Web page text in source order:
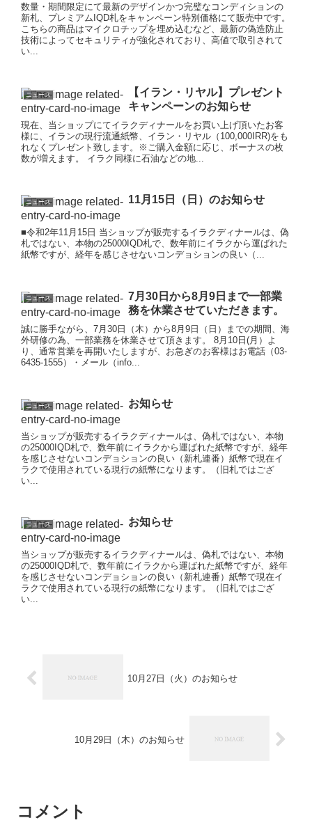
数量・期間限定にて最新のデザインかつ完璧なコンディションの
新札、プレミアムIQD札をキャンペーン特別価格にて販売中です。
こちらの商品はマイクロチップを埋め込むなど、最新の偽造防止
技術によってセキュリティが強化されており、高値で取引されて
い...
ニュース
【イラン・リヤル】プレゼント
キャンペーンのお知らせ
現在、当ショップにてイラクディナールをお買い上げ頂いたお客
様に、イランの現行流通紙幣、イラン・リヤル（100,000IRR)をも
れなくプレゼント致します。※ご購入金額に応じ、ボーナスの枚
数が増えます。 イラク同様に石油などの地...
ニュース 11月15日（日）のお知らせ
■令和2年11月15日 当ショップが販売するイラクディナールは、偽
札ではない、本物の25000IQD札で、数年前にイラクから運ばれた
紙幣ですが、経年を感じさせないコンデョションの良い（...
ニュース
7月30日から8月9日まで一部業
務を休業させていただきます。
誠に勝手ながら、7月30日（木）から8月9日（日）までの期間、海
外研修の為、一部業務を休業させて頂きます。 8月10日(月）よ
り、通常営業を再開いたしますが、お急ぎのお客様はお電話（03-
6435-1555）・メール（info...
ニュース お知らせ
当ショップが販売するイラクディナールは、偽札ではない、本物
の25000IQD札で、数年前にイラクから運ばれた紙幣ですが、経年
を感じさせないコンデョションの良い（新札連番）紙幣で現在イ
ラクで使用されている現行の紙幣になります。（旧札ではござ
い...
ニュース お知らせ
当ショップが販売するイラクディナールは、偽札ではない、本物
の25000IQD札で、数年前にイラクから運ばれた紙幣ですが、経年
を感じさせないコンデョションの良い（新札連番）紙幣で現在イ
ラクで使用されている現行の紙幣になります。（旧札ではござ
い...
10月27日（火）のお知らせ
10月29日（木）のお知らせ
コメント